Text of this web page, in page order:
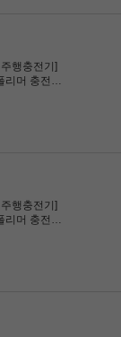
행충전기]
리머 충전전
행충전기]
리머 충전전